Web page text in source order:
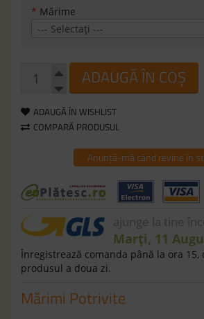
* Mărime
--- Selectaţi ---
ADAUGĂ ÎN COȘ
ADAUGĂ ÎN WISHLIST
COMPARĂ PRODUSUL
Anunță-mă când revine în
ajunge la tine
Marți, 11
Înregistrează comanda până la ora 15,
produsul a doua zi.
Mărimi Potrivite